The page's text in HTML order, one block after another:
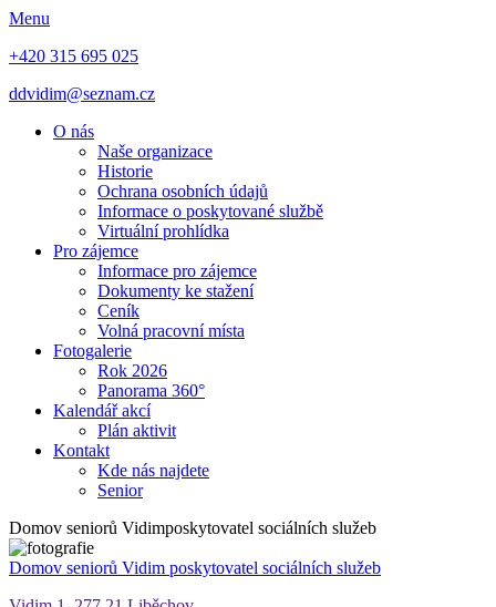
Menu
+420 315 695 025
ddvidim@seznam.cz
O nás
Naše organizace
Historie
Ochrana osobních údajů
Informace o poskytované službě
Virtuální prohlídka
Pro zájemce
Informace pro zájemce
Dokumenty ke stažení
Ceník
Volná pracovní místa
Fotogalerie
Rok 2026
Panorama 360°
Kalendář akcí
Plán aktivit
Kontakt
Kde nás najdete
Senior
Domov seniorů Vidimposkytovatel sociálních služeb
Domov seniorů Vidim poskytovatel sociálních služeb